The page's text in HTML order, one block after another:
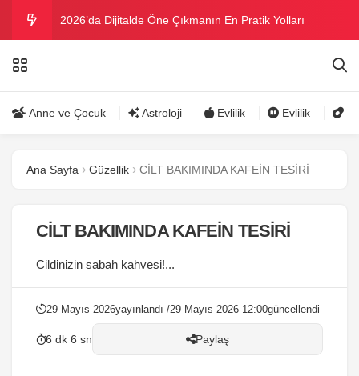
2026’da Dijitalde Öne Çıkmanın En Pratik Yolları
Danla Bilic ile Reynmen Miami’de tatilde
Anne ve Çocuk Astroloji Evlilik Evlilik
Ana Sayfa Güzellik CİLT BAKIMINDA KAFEİN TESİRİ
CİLT BAKIMINDA KAFEİN TESİRİ
Cildinizin sabah kahvesi!...
29 Mayıs 2026yayınlandı /29 Mayıs 2026 12:00güncellendi
6 dk 6 sn Paylaş